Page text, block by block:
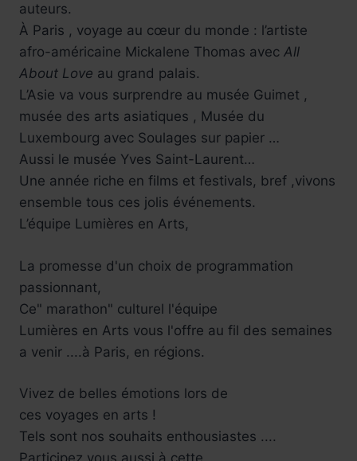
auteurs.
À Paris , voyage au cœur du monde : l’artiste
afro-américaine Mickalene Thomas avec All
About Love au grand palais.
L’Asie va vous surprendre au musée Guimet ,
musée des arts asiatiques , Musée du
Luxembourg avec Soulages sur papier …
Aussi le musée Yves Saint-Laurent…
Une année riche en films et festivals, bref ,vivons
ensemble tous ces jolis événements.
L’équipe Lumières en Arts,
La promesse d'un choix de programmation
passionnant,
Ce" marathon" culturel l'équipe
Lumières en Arts vous l'offre au fil des semaines
a venir ....à Paris, en régions.
Vivez de belles émotions lors de
ces voyages en arts !
Tels sont nos souhaits enthousiastes ....